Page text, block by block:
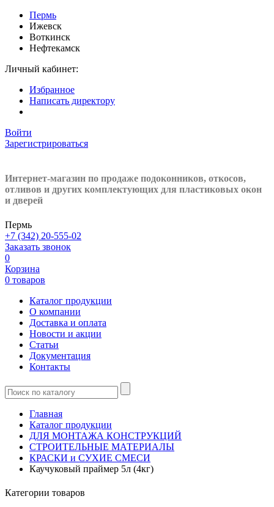
Пермь
Ижевск
Воткинск
Нефтекамск
Личный кабинет:
Избранное
Написать директору
Войти
Зарегистрироваться
Интернет-магазин по продаже подоконников, откосов,
отливов и других комплектующих для пластиковых окон
и дверей
Пермь
+7 (342) 20-555-02
Заказать звонок
0
Корзина
0 товаров
Каталог продукции
О компании
Доставка и оплата
Новости и акции
Статьи
Документация
Контакты
Главная
Каталог продукции
ДЛЯ МОНТАЖА КОНСТРУКЦИЙ
СТРОИТЕЛЬНЫЕ МАТЕРИАЛЫ
КРАСКИ и СУХИЕ СМЕСИ
Каучуковый праймер 5л (4кг)
Категории товаров